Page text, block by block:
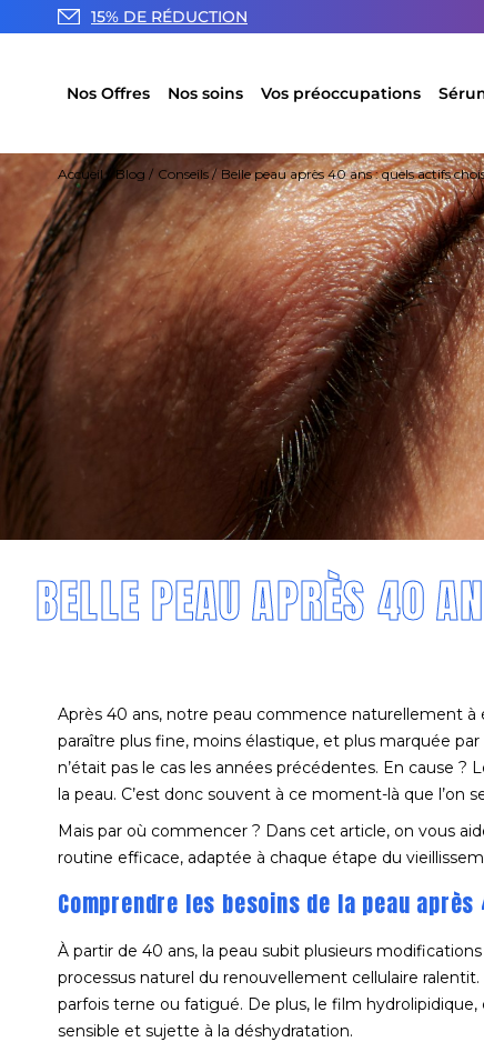
15% DE RÉDUCTION
Nos Offres Nos soins Vos préoccupations
Accueil Blog Conseils Belle peau après 40 ans : quels actifs
BELLE PEAU APRÈS 40
Après 40 ans, notre peau commence naturellement à
paraître plus fine, moins élastique, et plus marquée
n’était pas le cas les années précédentes. En cause
la peau. C’est donc souvent à ce moment-là que l’on
Mais par où commencer ? Dans cet article, on vous
routine efficace, adaptée à chaque étape du
Comprendre les besoins de la peau après
À partir de 40 ans, la peau subit plusieurs
processus naturel du renouvellement cellulaire
parfois terne ou fatigué. De plus, le film
sensible et sujette à la déshydratation.